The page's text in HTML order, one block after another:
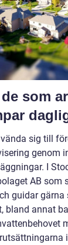
som
sig till
genom
I
AB som
guidar
bland annat